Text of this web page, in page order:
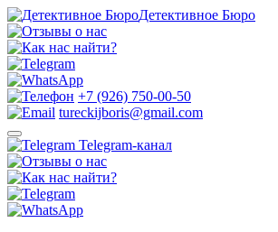
Детективное Бюро
+7 (926) 750-00-50
tureckijboris@gmail.com
Telegram-канал